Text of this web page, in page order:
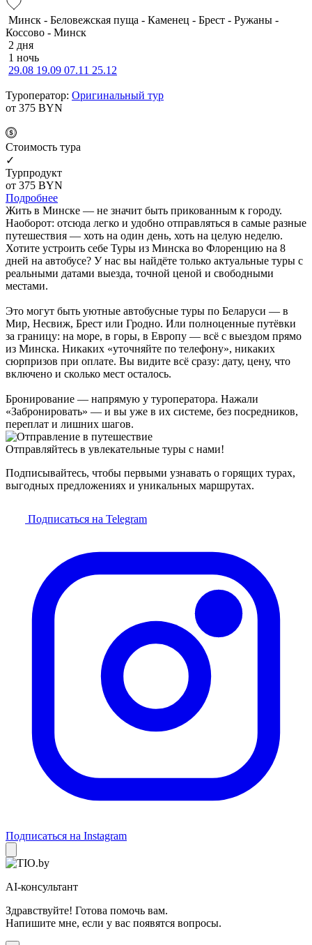
Минск - Беловежская пуща - Каменец - Брест - Ружаны -
Коссово - Минск
2 дня
1 ночь
29.08 19.09 07.11 25.12
Туроператор: Оригинальный тур
от 375 BYN
Cтоимость тура
✓
Турпродукт
от 375 BYN
Подробнее
Жить в Минске — не значит быть прикованным к городу.
Наоборот: отсюда легко и удобно отправляться в самые разные
путешествия — хоть на один день, хоть на целую неделю.
Хотите устроить себе Туры из Минска во Флоренцию на 8
дней на автобусе? У нас вы найдёте только актуальные туры с
реальными датами выезда, точной ценой и свободными
местами.
Это могут быть уютные автобусные туры по Беларуси — в
Мир, Несвиж, Брест или Гродно. Или полноценные путёвки
за границу: на море, в горы, в Европу — всё с выездом прямо
из Минска. Никаких «уточняйте по телефону», никаких
сюрпризов при оплате. Вы видите всё сразу: дату, цену, что
включено и сколько мест осталось.
Бронирование — напрямую у туроператора. Нажали
«Забронировать» — и вы уже в их системе, без посредников,
переплат и лишних шагов.
Отправляйтесь в увлекательные туры с нами!
Подписывайтесь, чтобы первыми узнавать о горящих турах,
выгодных предложениях и уникальных маршрутах.
Подписаться на Telegram
Подписаться на Instagram
AI-консультант
Здравствуйте! Готова помочь вам.
Напишите мне, если у вас появятся вопросы.